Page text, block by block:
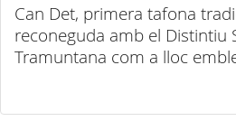
Can Det, primera tafona
reconeguda amb el Distintiu
Tramuntana com a lloc